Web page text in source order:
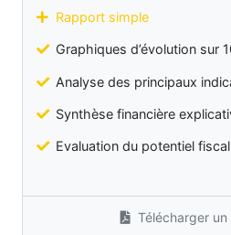
Rapport simple
Graphiques d’évolution sur
Analyse des principaux
Synthèse financière
Evaluation du potentiel
Télécharger un